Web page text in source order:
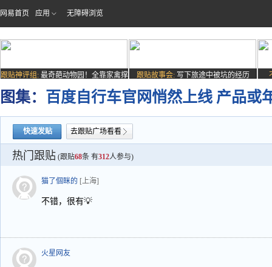
网易首页 应用 无障碍浏览
跟贴神评组: 最奇葩动物园！全靠家禽撑
场子
跟贴故事会: 写下旅途中被坑的经历
图集： 百度自行车官网悄然上线 产品或
快速发贴 去跟贴广场看看
热门跟贴 (跟贴68条 有312人参与)
猫了個眯的 [上海]
不错，很有💡
火星网友